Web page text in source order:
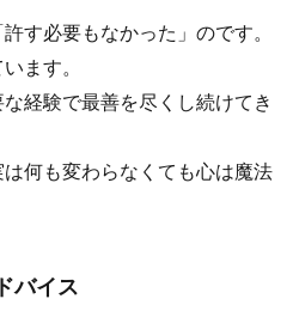
す必要もなかった」のです。
ます。
経験で最善を尽くし続けてき
何も変わらなくても心は魔法
バイス